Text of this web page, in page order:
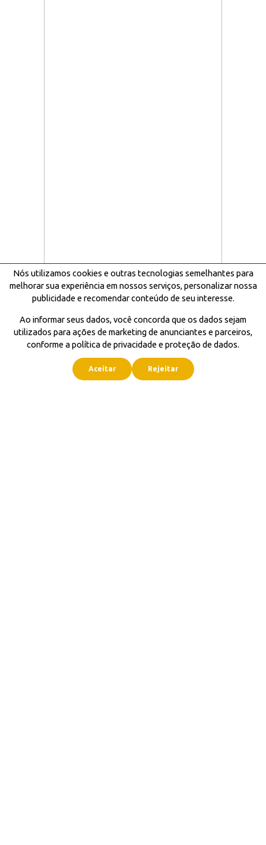
Nós utilizamos cookies e outras tecnologias semelhantes para
melhorar sua experiência em nossos serviços, personalizar nossa
publicidade e recomendar conteúdo de seu interesse.
Ao informar seus dados, você concorda que os dados sejam
utilizados para ações de marketing de anunciantes e parceiros,
conforme a política de privacidade e proteção de dados.
Aceitar Rejeitar